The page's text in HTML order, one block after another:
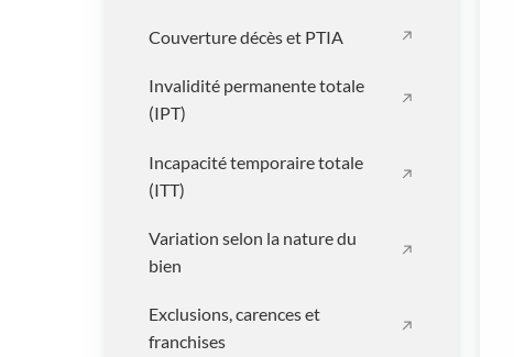
Couverture décès et PTIA
Invalidité permanente totale
(IPT)
Incapacité temporaire totale
(ITT)
Variation selon la nature du
bien
Exclusions, carences et
franchises